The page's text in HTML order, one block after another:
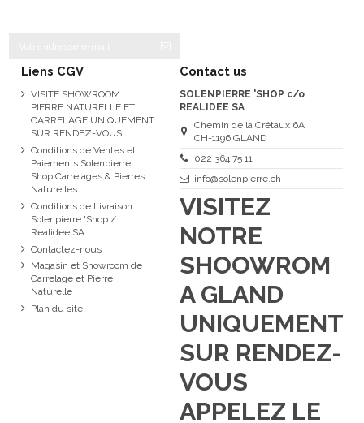
Liens CGV
VISITE SHOWROOM
PIERRE NATURELLE ET
CARRELAGE UNIQUEMENT
SUR RENDEZ-VOUS
Conditions de Ventes et
Paiements Solenpierre
Shop Carrelages & Pierres
Naturelles
Conditions de Livraison
Solenpierre 'Shop /
Realidee SA
Contactez-nous
Magasin et Showroom de
Carrelage et Pierre
Naturelle
Plan du site
Contact us
SOLENPIERRE 'SHOP c/o
REALIDEE SA
Chemin de la Crétaux 6A
CH-1196 GLAND
022 364 75 11
info@solenpierre.ch
VISITEZ
NOTRE
SHOOWROM
A GLAND
UNIQUEMENT
SUR RENDEZ-
VOUS
APPELEZ LE